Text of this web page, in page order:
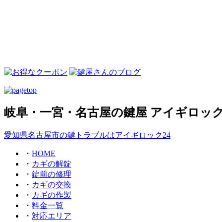
岐阜・一宮・名古屋の鍵屋 アイギロッ
愛知県名古屋市の鍵トラブルはアイギロック24
・ HOME
・ カギの解錠
・ 錠前の修理
・ カギの交換
・ カギの作製
・ 料金一覧
・ 対応エリア